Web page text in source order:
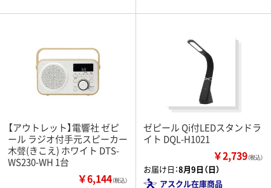
【アウトレット】電響社 ゼピ
ール ラジオ付手元スピーカー
木聲(きこえ) ホワイト DTS-
WS230-WH 1台
￥6,144（税込）
ゼピール Qi付LEDスタンドラ
イト DQL-H1021
￥2,739（税込）
お届け日：8月9日（日）
アスクル在庫商品